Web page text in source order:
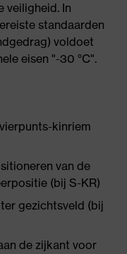
veiligheid. In
standaarden
voldoet
eisen "-30 °C".
kinriem
van de
(bij S-KR)
gezichtsveld (bij
de zijkant voor